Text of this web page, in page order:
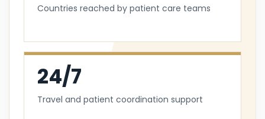
Countries reached by patient care teams
24/7
Travel and patient coordination support